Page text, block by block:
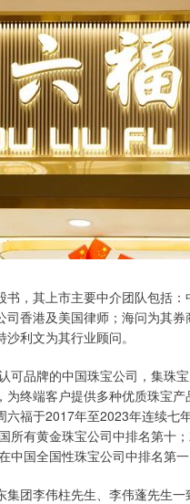
其上市主要中介团队包括：
香港及美国律师；海问为其
利文为其行业顾问。
牌的中国珠宝公司，集珠宝
终端客户提供多种优质珠宝
福于2017年至2023年连续七
有黄金珠宝公司中排名第十
国全国性珠宝公司中排名第一
李伟柱先生、李伟蓬先生一